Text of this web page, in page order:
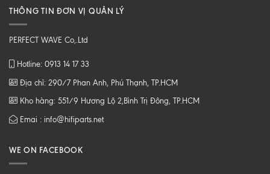
THÔNG TIN ĐƠN VỊ QUẢN LÝ
PERFECT WAVE Co,.Ltd
Hotline: 0913 14 17 33
Địa chỉ: 290/7 Phan Anh, Phú Thạnh, TP.HCM
Kho hàng: 551/9 Hương Lộ 2,Bình Trị Đông, TP.HCM
Emai : info@hifiparts.net
WE ON FACEBOOK